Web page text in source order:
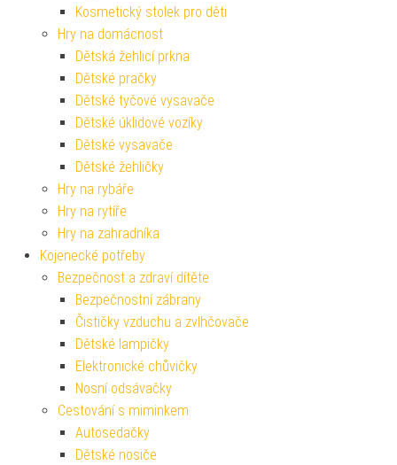
Kosmetický stolek pro děti
Hry na domácnost
Dětská žehlicí prkna
Dětské pračky
Dětské tyčové vysavače
Dětské úklidové vozíky
Dětské vysavače
Dětské žehličky
Hry na rybáře
Hry na rytíře
Hry na zahradníka
Kojenecké potřeby
Bezpečnost a zdraví dítěte
Bezpečnostní zábrany
Čističky vzduchu a zvlhčovače
Dětské lampičky
Elektronické chůvičky
Nosní odsávačky
Cestování s miminkem
Autosedačky
Dětské nosiče